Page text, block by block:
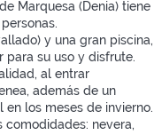
Marquesa (Denia) tiene
y una gran piscina,
para su uso y disfrute.
al entrar
además de un
los meses de invierno.
comodidades: nevera,